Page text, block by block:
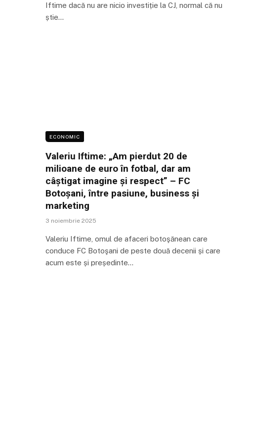
Iftime dacă nu are nicio investiție la CJ, normal că nu
știe…
ECONOMIC
Valeriu Iftime: „Am pierdut 20 de
milioane de euro în fotbal, dar am
câştigat imagine şi respect” – FC
Botoşani, între pasiune, business și
marketing
3 noiembrie 2025
Valeriu Iftime, omul de afaceri botoşănean care
conduce FC Botoşani de peste două decenii și care
acum este și președinte…